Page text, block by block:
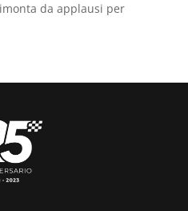
da applausi per